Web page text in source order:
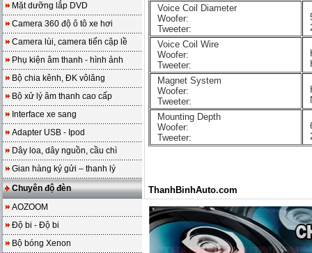
Mặt dưỡng lắp DVD
Camera 360 độ ô tô xe hơi
Camera lùi, camera tiến cập lề
Phụ kiện âm thanh - hình ảnh
Bộ chia kênh, ĐK vôlăng
Bộ xử lý âm thanh cao cấp
Interface xe sang
Adapter USB - Ipod
Dây loa, dây nguồn, cầu chì
Gian hàng ký gửi – thanh lý
Chuyên độ đèn
AOZOOM
Độ bi - Độ bi
Bộ bóng Xenon
Voice Coil Diameter
Woofer:
Tweeter:
Voice Coil Wire
Woofer:
Tweeter:
Magnet System
Woofer:
Tweeter:
Mounting Depth
Woofer:
Tweeter:
ThanhBinhAuto.com